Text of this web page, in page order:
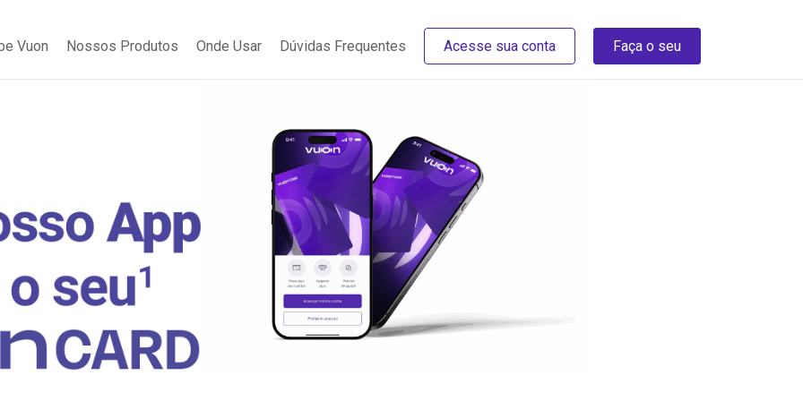
Vuon Nossos Produtos Onde Usar Dúvidas Frequentes Acesse sua conta Faça o seu